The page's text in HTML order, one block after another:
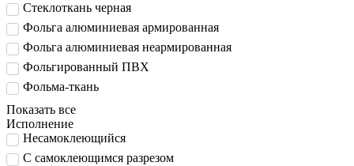
Стеклоткань черная
Фольга алюминиевая армированная
Фольга алюминиевая неармированная
Фольгированный ПВХ
Фольма-ткань
Показать все
Исполнение
Несамоклеющийся
С самоклеющимся разрезом